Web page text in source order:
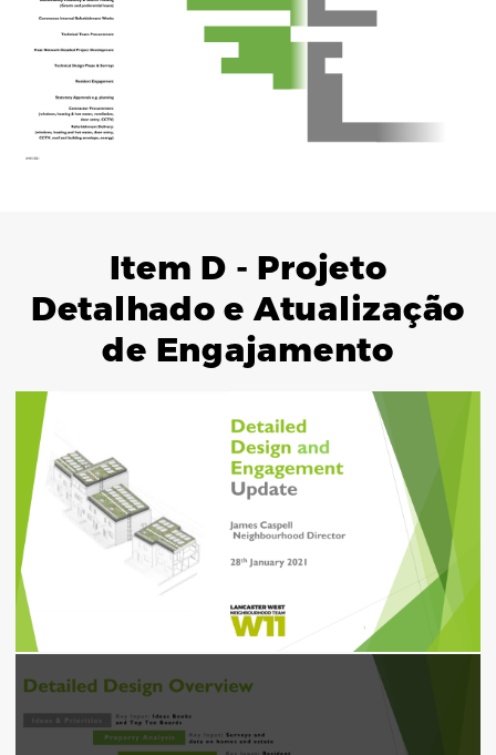
Item D - Projeto
Detalhado e Atualização
de Engajamento